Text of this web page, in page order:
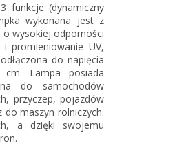
funkcje (dynamiczny
wykonana jest z
wysokiej odporności
promieniowanie UV,
do napięcia
Lampa posiada
do samochodów
przyczep, pojazdów
do maszyn rolniczych.
a dzięki swojemu